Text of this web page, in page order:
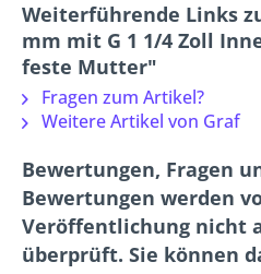
Weiterführende Links
mm mit G 1 1/4 Zoll
feste Mutter"
Fragen zum Artikel?
Weitere Artikel von Graf
Bewertungen, Fragen
Bewertungen werden
Veröffentlichung nicht
überprüft. Sie können